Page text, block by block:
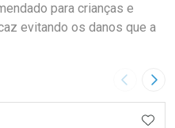
para crianças e
evitando os danos que a
Imagem
AOS FAVORITOS